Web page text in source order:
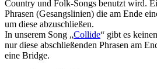
Country und Folk-Songs benutzt wird.
Phrasen (Gesangslinien) die am Ende
um diese abzuschließen.
In unserem Song „Collide“ gibt es
nur diese abschließenden Phrasen am
eine Bridge.